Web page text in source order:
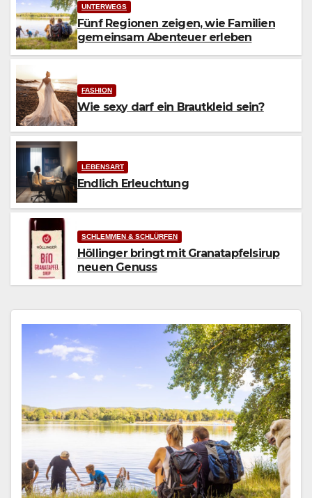
UNTERWEGS
Fünf Regionen zeigen, wie Familien
gemeinsam Abenteuer erleben
FASHION
Wie sexy darf ein Brautkleid sein?
LEBENSART
Endlich Erleuchtung
SCHLEMMEN & SCHLÜRFEN
Höllinger bringt mit Granatapfelsirup
neuen Genuss